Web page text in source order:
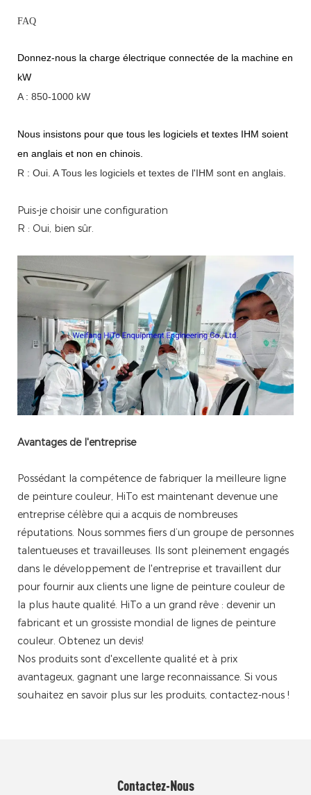
FAQ
Donnez-nous la charge électrique connectée de la machine en
kW
A : 850-1000 kW
Nous insistons pour que tous les logiciels et textes IHM soient
en anglais et non en chinois.
R : Oui. ATous les logiciels et textes de l'IHM sont en anglais.
Puis-je choisir une configuration
R : Oui, bien sûr.
Avantages de l'entreprise
Possédant la compétence de fabriquer la meilleure ligne
de peinture couleur, HiTo est maintenant devenue une
entreprise célèbre qui a acquis de nombreuses
réputations. Nous sommes fiers d’un groupe de personnes
talentueuses et travailleuses. Ils sont pleinement engagés
dans le développement de l'entreprise et travaillent dur
pour fournir aux clients une ligne de peinture couleur de
la plus haute qualité. HiTo a un grand rêve : devenir un
fabricant et un grossiste mondial de lignes de peinture
couleur. Obtenez un devis!
Nos produits sont d'excellente qualité et à prix
avantageux, gagnant une large reconnaissance. Si vous
souhaitez en savoir plus sur les produits, contactez-nous !
Contactez-Nous